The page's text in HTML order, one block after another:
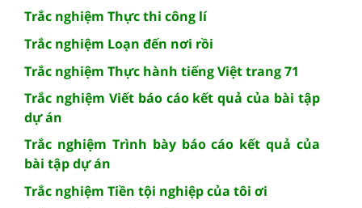
Trắc nghiệm Thực thi công lí
Trắc nghiệm Loạn đến nơi rồi
Trắc nghiệm Thực hành tiếng Việt trang 71
Trắc nghiệm Viết báo cáo kết quả của bài tập
dự án
Trắc nghiệm Trình bày báo cáo kết quả của
bài tập dự án
Trắc nghiệm Tiền tội nghiệp của tôi ơi